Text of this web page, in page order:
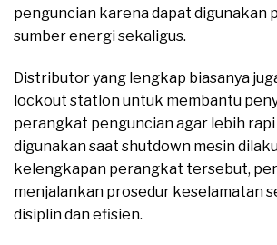
penguncian karena dapat digunakan
sumber energi sekaligus.
Distributor yang lengkap biasanya
lockout station untuk membantu
perangkat penguncian agar lebih rapi
digunakan saat shutdown mesin
kelengkapan perangkat tersebut,
menjalankan prosedur keselamatan
disiplin dan efisien.